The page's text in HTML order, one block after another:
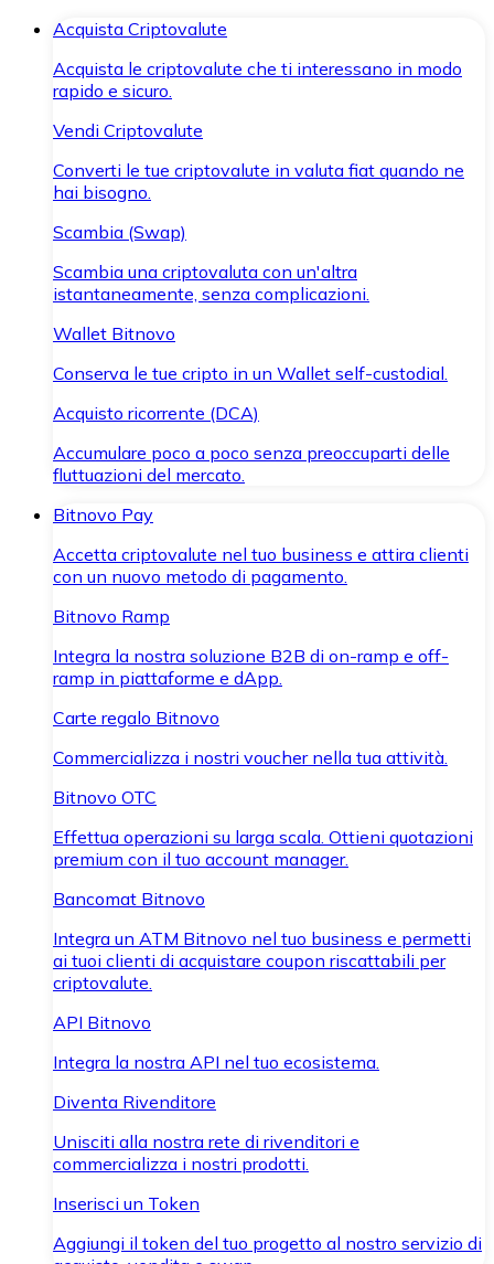
Acquista Criptovalute
Acquista le criptovalute che ti interessano in modo
rapido e sicuro.
Vendi Criptovalute
Converti le tue criptovalute in valuta fiat quando ne
hai bisogno.
Scambia (Swap)
Scambia una criptovaluta con un'altra
istantaneamente, senza complicazioni.
Wallet Bitnovo
Conserva le tue cripto in un Wallet self-custodial.
Acquisto ricorrente (DCA)
Accumulare poco a poco senza preoccuparti delle
fluttuazioni del mercato.
Bitnovo Pay
Accetta criptovalute nel tuo business e attira clienti
con un nuovo metodo di pagamento.
Bitnovo Ramp
Integra la nostra soluzione B2B di on-ramp e off-
ramp in piattaforme e dApp.
Carte regalo Bitnovo
Commercializza i nostri voucher nella tua attività.
Bitnovo OTC
Effettua operazioni su larga scala. Ottieni quotazioni
premium con il tuo account manager.
Bancomat Bitnovo
Integra un ATM Bitnovo nel tuo business e permetti
ai tuoi clienti di acquistare coupon riscattabili per
criptovalute.
API Bitnovo
Integra la nostra API nel tuo ecosistema.
Diventa Rivenditore
Unisciti alla nostra rete di rivenditori e
commercializza i nostri prodotti.
Inserisci un Token
Aggiungi il token del tuo progetto al nostro servizio di